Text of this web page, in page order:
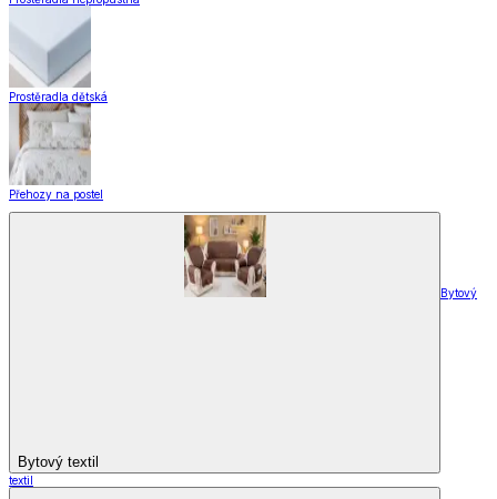
Prostěradla dětská
Přehozy na postel
Bytový textil
Bytový
textil